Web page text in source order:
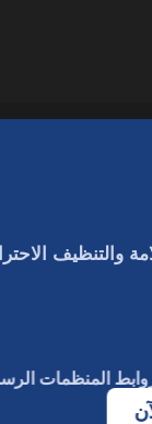
والتنظيف
المنظمات